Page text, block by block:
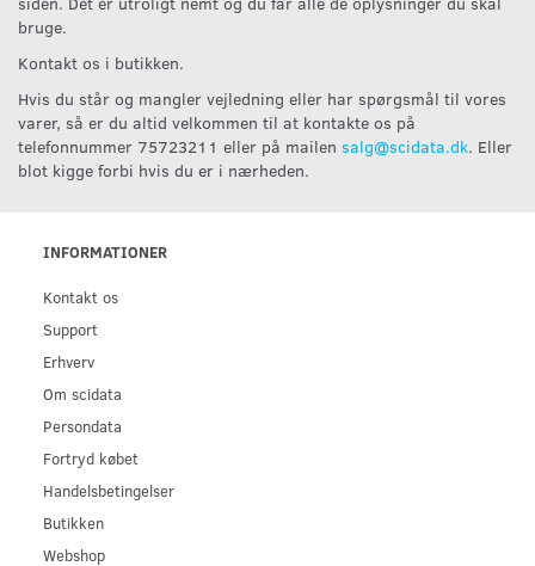
bruge.
Kontakt os i butikken.
Hvis du står og mangler vejledning eller har spørgsmål til vores
varer, så er du altid velkommen til at kontakte os på
telefonnummer 75723211 eller på mailen salg@scidata.dk. Eller
blot kigge forbi hvis du er i nærheden.
INFORMATIONER
Kontakt os
Support
Erhverv
Om scidata
Persondata
Fortryd købet
Handelsbetingelser
Butikken
Webshop